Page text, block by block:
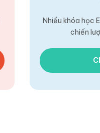
Nhiều khóa học
chiến